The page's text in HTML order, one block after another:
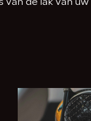
van de lak van uw